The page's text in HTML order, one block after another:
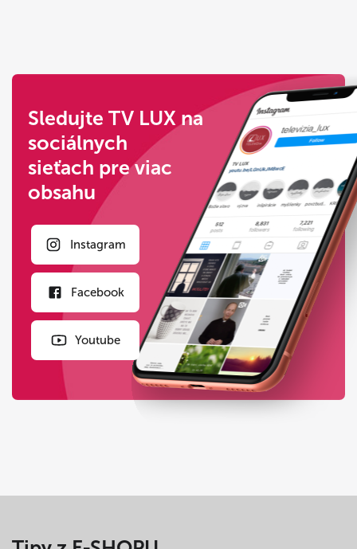
Sledujte TV LUX na
sociálnych
sieťach pre viac
obsahu
Instagram
Facebook
Youtube